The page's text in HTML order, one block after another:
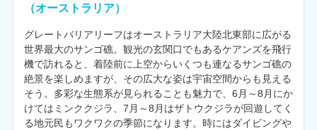
（オーストラリア）
グレートバリアリーフはオーストラリア大陸北東部に広がる
世界最大のサンゴ礁。観光の玄関口でもあるケアンズを飛行
機で訪れると、着陸前に上空からいくつも連なるサンゴ礁の
絶景を楽しめますが、その広大な姿は宇宙空間からも見える
そう。多彩な生態系が見られることも魅力で、6月～8月にか
けてはミンククジラ、7月～8月はザトウクジラが回遊してく
る地元民もワクワクの季節になります。時にはダイビングや